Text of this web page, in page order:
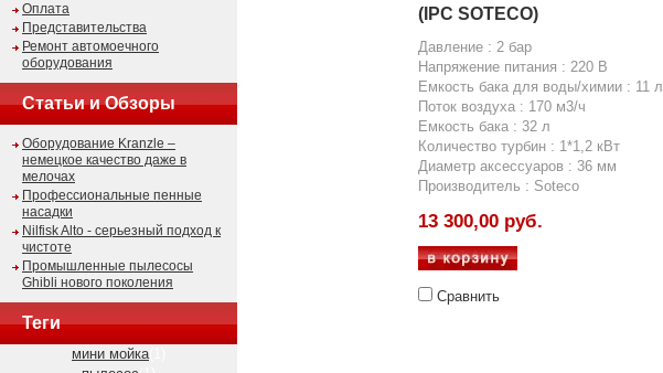
Оплата
Представительства
Ремонт автомоечного
оборудования
Статьи и Обзоры
Оборудование Kranzle –
немецкое качество даже в
мелочах
Профессиональные пенные
насадки
Nilfisk Alto - серьезный подход к
чистоте
Промышленные пылесосы
Ghibli нового поколения
Теги
мини мойка(1)
(IPC SOTECO)
Давление : 2 бар
Напряжение питания : 220 В
Емкость бака для воды/химии : 11 л
Поток воздуха : 170 м3/ч
Емкость бака : 32 л
Количество турбин : 1*1,2 кВт
Диаметр аксессуаров : 36 мм
Производитель : Soteco
13 300,00 руб.
Сравнить